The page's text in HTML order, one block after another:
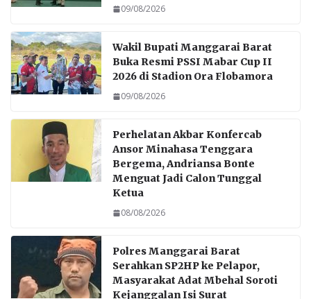
o
k
p
09/08/2026
Wakil Bupati Manggarai Barat
Buka Resmi PSSI Mabar Cup II
2026 di Stadion Ora Flobamora
09/08/2026
Perhelatan Akbar Konfercab
Ansor Minahasa Tenggara
Bergema, Andriansa Bonte
Menguat Jadi Calon Tunggal
Ketua
08/08/2026
Polres Manggarai Barat
Serahkan SP2HP ke Pelapor,
Masyarakat Adat Mbehal Soroti
Kejanggalan Isi Surat